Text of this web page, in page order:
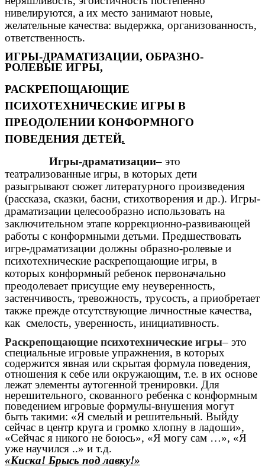
нивелируются, а их место занимают новые,
желательные качества: выдержка, организованность,
ответственность.
ИГРЫ-ДРАМАТИЗАЦИИ, ОБРАЗНО-
РОЛЕВЫЕ ИГРЫ,
РАСКРЕПОЩАЮЩИЕ
ПСИХОТЕХНИЧЕСКИЕ ИГРЫ В
ПРЕОДОЛЕНИИ КОНФОРМНОГО
ПОВЕДЕНИЯ ДЕТЕЙ.
Игры-драматизации– это
театрализованные игры, в которых дети
разыгрывают сюжет литературного произведения
(рассказа, сказки, басни, стихотворения и др.). Игры-
драматизации целесообразно использовать на
заключительном этапе коррекционно-развивающей
работы с конформными детьми. Предшествовать
игре-драматизации должны образно-ролевые и
психотехнические раскрепощающие игры, в
которых конформный ребенок первоначально
преодолевает присущие ему неуверенность,
застенчивость, тревожность, трусость, а приобретает
также прежде отсутствующие личностные качества,
как смелость, уверенность, инициативность.
Раскрепощающие психотехнические игры– это
специальные игровые упражнения, в которых
содержится явная или скрытая формула поведения,
отношения к себе или окружающим, т.е. в их основе
лежат элементы аутогенной тренировки. Для
нерешительного, скованного ребенка с конформным
поведением игровые формулы-внушения могут
быть такими: «Я смелый и решительный. Выйду
сейчас в центр круга и громко хлопну в ладоши»,
«Сейчас я никого не боюсь», «Я могу сам …», «Я
уже научился ..» и т.д.
«Киска! Брысь под лавку!»